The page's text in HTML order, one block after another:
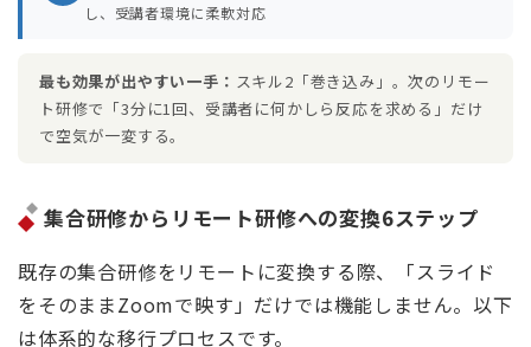
し、受講者環境に柔軟対応
最も効果が出やすい一手： スキル2「巻き込み」。次のリモー
ト研修で「3分に1回、受講者に何かしら反応を求める」だけ
で空気が一変する。
集合研修からリモート研修への変換6ステップ
既存の集合研修をリモートに変換する際、「スライド
をそのままZoomで映す」だけでは機能しません。以下
は体系的な移行プロセスです。